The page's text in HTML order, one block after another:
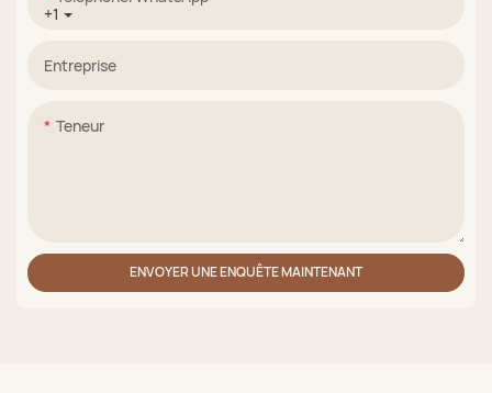
+1
Entreprise
Teneur
ENVOYER UNE ENQUÊTE MAINTENANT